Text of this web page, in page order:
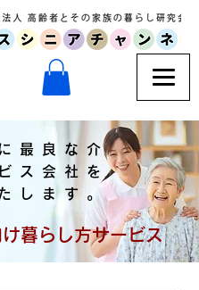
最良な介
ス会社を
します。
暮らし方サービス